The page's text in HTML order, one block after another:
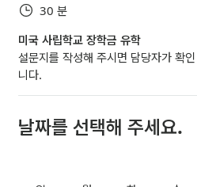
30 분
미국 사립학교 장학금 유학
설문지를 작성해 주시면 담당자가 확
니다.
날짜를 선택해 주세요.